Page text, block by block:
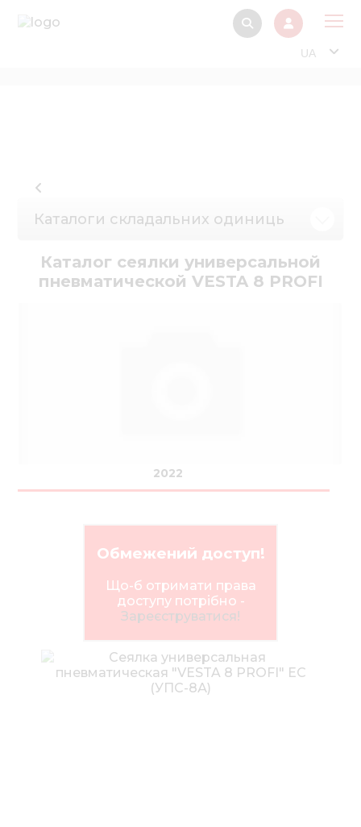
Інформація
UA
Каталоги складальних одиниць
Каталог сеялки универсальной
пневматической VESTA 8 PROFI
2022
Обмежений доступ!
Що-б отримати права
доступу потрібно -
Зареєструватися!